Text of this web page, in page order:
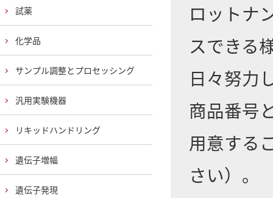
ロットナ
スできる
日々努力
商品番号
用意する
さい）。
試薬
化学品
サンプル調整とプロセッシング
汎用実験機器
リキッドハンドリング
遺伝子増幅
遺伝子発現